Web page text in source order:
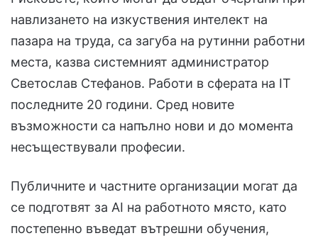
навлизането на изкуствения интелект на
пазара на труда, са загуба на рутинни работни
места, казва системният администратор
Светослав Стефанов. Работи в сферата на IT
последните 20 години. Сред новите
възможности са напълно нови и до момента
несъществували професии.
Публичните и частните организации могат да
се подготвят за AI на работното място, като
постепенно въведат вътрешни обучения,